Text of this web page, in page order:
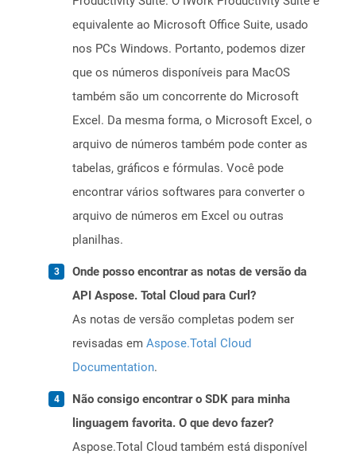
equivalente ao Microsoft Office Suite, usado
nos PCs Windows. Portanto, podemos dizer
que os números disponíveis para MacOS
também são um concorrente do Microsoft
Excel. Da mesma forma, o Microsoft Excel, o
arquivo de números também pode conter as
tabelas, gráficos e fórmulas. Você pode
encontrar vários softwares para converter o
arquivo de números em Excel ou outras
planilhas.
Onde posso encontrar as notas de versão da
API Aspose. Total Cloud para Curl?
As notas de versão completas podem ser
revisadas em Aspose.Total Cloud
Documentation.
Não consigo encontrar o SDK para minha
linguagem favorita. O que devo fazer?
Aspose.Total Cloud também está disponível